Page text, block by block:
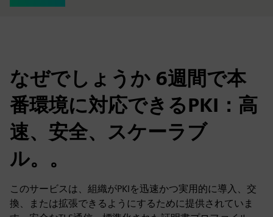
なぜでしょうか 6週間で本
番環境に対応できるPKI：高
速、安全、スケーラブ
ル。。
このサービスは、組織がPKIを迅速かつ実用的に導入、交
換、または拡張できるようにするために提供されていま